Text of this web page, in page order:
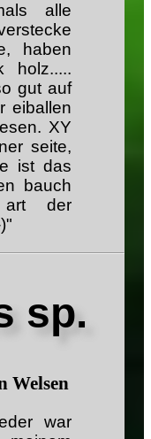
alle
haben
holz.....
gut auf
eiballen
XY
seite,
ist das
bauch
der
sp.
Welsen
war